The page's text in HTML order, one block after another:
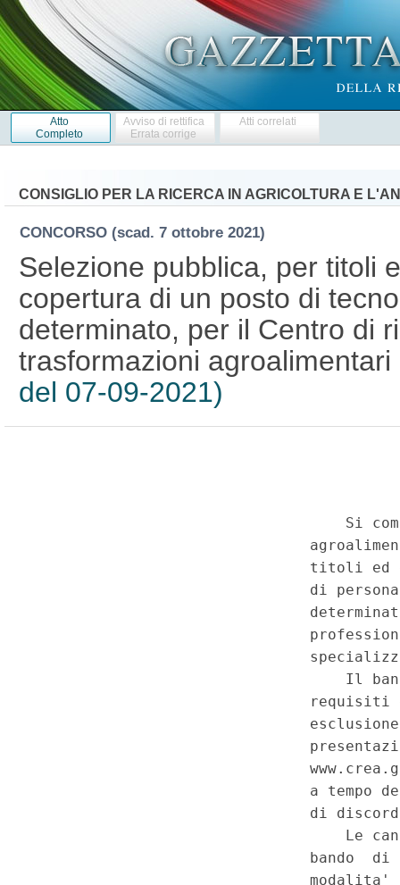
Atto
Completo
Avviso di rettifica
Errata corrige
Atti correlati
CONSIGLIO PER LA RICERCA IN AGRICOLTURA E
CONCORSO (scad. 7 ottobre 2021)
Selezione pubblica, per titoli
copertura di un posto di
determinato, per il Centro di
trasformazioni
del 07-09-2021)